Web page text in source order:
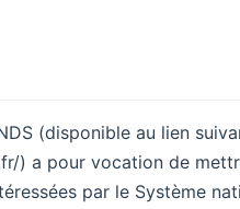
(disponible au lien
) a pour vocation de
par le Système